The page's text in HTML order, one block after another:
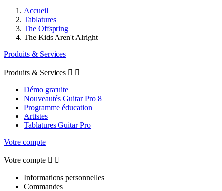
Accueil
Tablatures
The Offspring
The Kids Aren't Alright
Produits & Services
Produits & Services  
Démo gratuite
Nouveautés Guitar Pro 8
Programme éducation
Artistes
Tablatures Guitar Pro
Votre compte
Votre compte  
Informations personnelles
Commandes